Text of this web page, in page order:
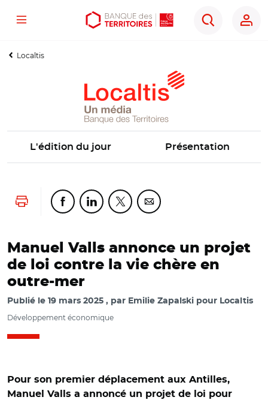
Aller
contenu
Aller
menu
Ouvrir
outils
Menu
Rechercher
Localtis
L'édition du jour Présentation
Lancer l'impressionPartager cette page sur Facebook
Partager cette page sur Linkedin
Partager cette page sur Twitter
Partager cette page sur
Manuel Valls annonce un projet
de loi contre la vie chère en
outre-mer
Publié le 19 mars 2025 par Emilie Zapalski pour Localtis
Développement économique
Pour son premier déplacement aux Antilles,
Manuel Valls a annoncé un projet de loi pour